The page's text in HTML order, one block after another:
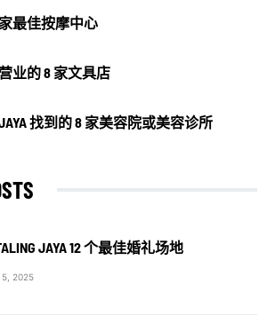
家最佳按摩中心
营业的 8 家文具店
找到的 8 家美容院或美容诊所
JAYA 12 个最佳婚礼场地
5, 2025